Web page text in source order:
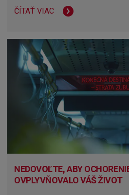
ČÍTAŤ VIAC
NEDOVOĽTE, ABY
OVPLYVŇOVALO VÁŠ ŽIVOT